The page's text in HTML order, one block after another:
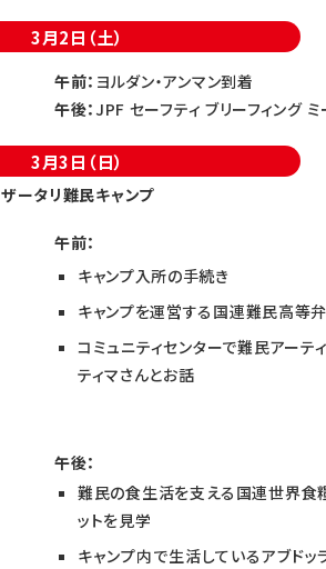
3月2日（土）
午前： ヨルダン・アンマン到着
午後：JPF セーフティ ブリーフィング
3月3日（日）
ザータリ難民キャンプ
午前：
キャンプ入所の手続き
キャンプを運営する国連難民高等
コミュニティセンターで難民アーテ
ティマさんとお話
午後：
難民の食生活を支える国連世界食
ットを見学
キャンプ内で生活しているアブド